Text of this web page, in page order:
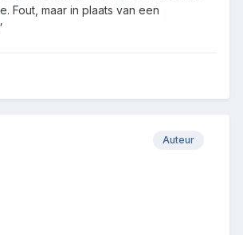
Fout, maar in plaats van een
Auteur